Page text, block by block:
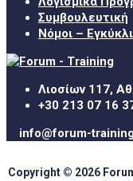
Συμβουλευτική
Νόμοι –
Λιοσίων 117,
+30 213 07 16
info@forum-
Copyright © 2026